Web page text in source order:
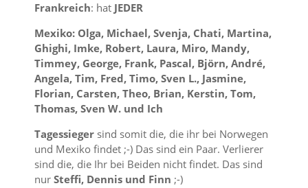
Frankreich: hat JEDER
Mexiko: Olga, Michael, Svenja, Chati, Martina,
Ghighi, Imke, Robert, Laura, Miro, Mandy,
Timmey, George, Frank, Pascal, Björn, André,
Angela, Tim, Fred, Timo, Sven L., Jasmine,
Florian, Carsten, Theo, Brian, Kerstin, Tom,
Thomas, Sven W. und Ich
Tagessieger sind somit die, die ihr bei Norwegen
und Mexiko findet ;-) Das sind ein Paar. Verlierer
sind die, die Ihr bei Beiden nicht findet. Das sind
nur Steffi, Dennis und Finn ;-)